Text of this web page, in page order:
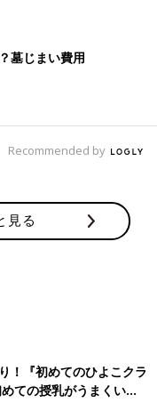
墓じまい費用
Recommended by
見る
！『初めてのひよこクラ
ての授乳がうまくい
と夏のトラブル 解決テ